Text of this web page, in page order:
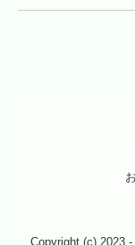
Copyright (c) 2023